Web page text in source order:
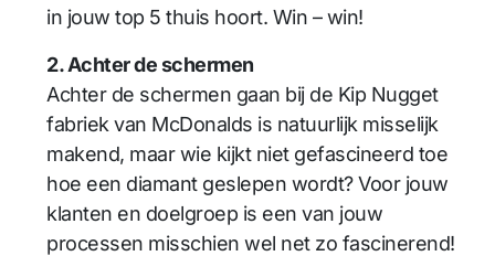
in jouw top 5 thuis hoort. Win – win!
2. Achter de schermen
Achter de schermen gaan bij de Kip Nugget
fabriek van McDonalds is natuurlijk misselijk
makend, maar wie kijkt niet gefascineerd toe
hoe een diamant geslepen wordt? Voor jouw
klanten en doelgroep is een van jouw
processen misschien wel net zo fascinerend!